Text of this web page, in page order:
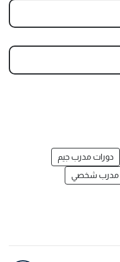
دورات مدرب جيم
شخصي